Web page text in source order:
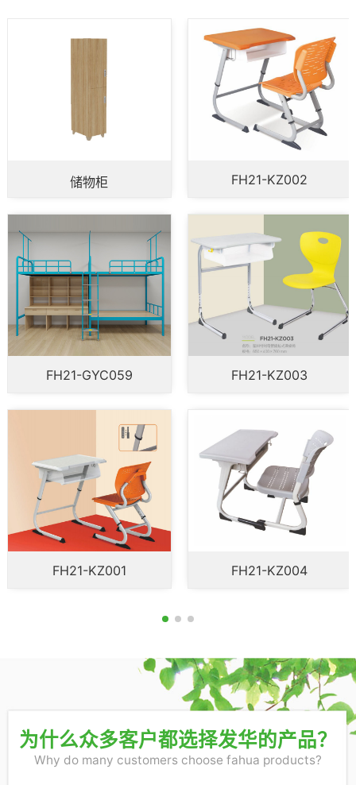
储物柜
FH21-GYC059
FH21-KZ001
FH21-KZ002
FH21-KZ003
FH21-KZ004
为什么众多客户都选择发华的产品？
Why do many customers choose fahua products?